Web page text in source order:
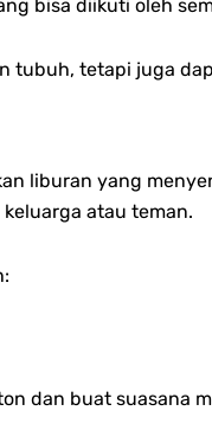
bisa diikuti oleh
tubuh, tetapi juga
liburan yang
atau teman.
dan buat suasana